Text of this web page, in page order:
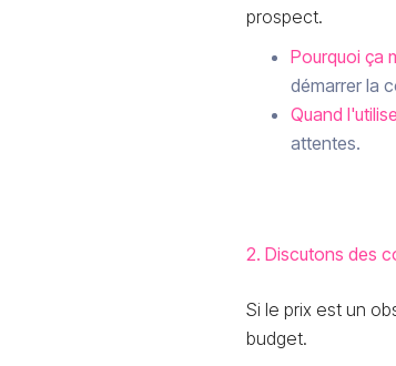
prospect.
Pourquoi ça
démarrer la
Quand
attentes.
2. Discutons des
Si le prix est un
budget.